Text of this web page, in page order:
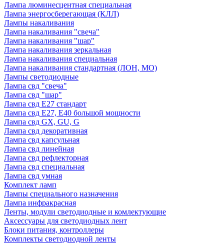
Лампа люминесцентная специальная
Лампа энергосберегающая (КЛЛ)
Лампы накаливания
Лампа накаливания "свеча"
Лампа накаливания "шар"
Лампа накаливания зеркальная
Лампа накаливания специальная
Лампа накаливания стандартная (ЛОН, МО)
Лампы светодиодные
Лампа свд "свеча"
Лампа свд "шар"
Лампа свд E27 стандарт
Лампа свд E27, Е40 большой мощности
Лампа свд GX, GU, G
Лампа свд декоративная
Лампа свд капсульная
Лампа свд линейная
Лампа свд рефлекторная
Лампа свд специальная
Лампа свд умная
Комплект ламп
Лампы специального назначения
Лампа инфракрасная
Ленты, модули светодиодные и комлектующие
Аксессуары для светодиодных лент
Блоки питания, контроллеры
Комплекты светодиодной ленты